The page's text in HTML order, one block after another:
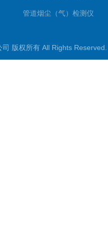
管道烟尘（气）检测仪
司 版权所有 All Rights